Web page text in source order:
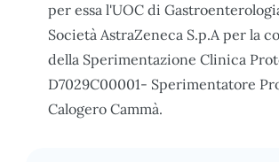
per essa l'UOC di
Società AstraZeneca S.p.A per la
della Sperimentazione Clinica
D7029C00001- Sperimentatore
Calogero Cammà.